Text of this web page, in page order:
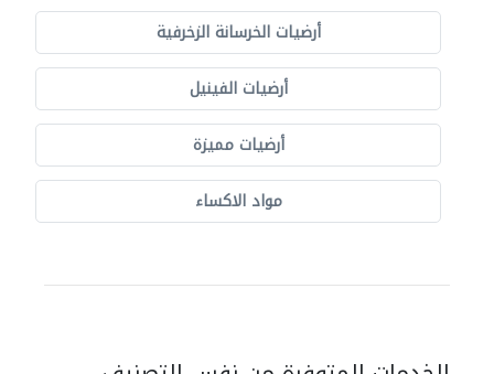
أرضيات الخرسانة الزخرفية
أرضيات الفينيل
أرضيات مميزة
مواد الاكساء